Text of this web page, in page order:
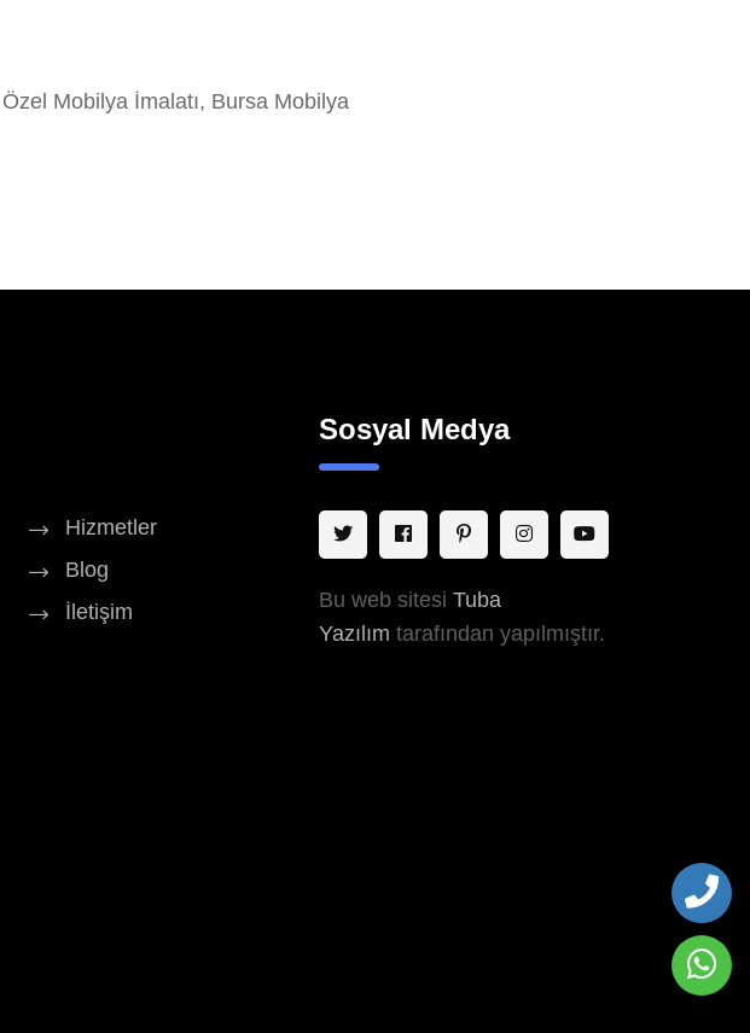
Mobilya İmalatı, Bursa Mobilya
Hizmetler
Blog
İletişim
Sosyal Medya
Bu web sitesi Tuba
Yazılım tarafından yapılmıştır.